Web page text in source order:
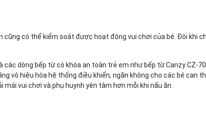
cũng có thể kiểm soát được hoạt động vui chơi của bé. Đôi khi
dòng bếp từ có khóa an toàn trẻ em như bếp từ Canzy CZ-
vô hiệu hóa hệ thống điều khiển, ngăn không cho các bé can
vui chơi và phụ huynh yên tâm hơn mỗi khi nấu ăn.